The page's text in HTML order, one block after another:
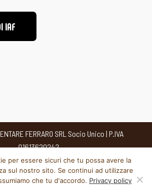
IAF
FERRARO SRL Socio Unico | P.IVA
01613620242
Cookies policy
Privacy policy
per essere sicuri che tu possa avere la
sul nostro sito. Se continui ad utilizzare
che tu d'accordo. Privacy policy